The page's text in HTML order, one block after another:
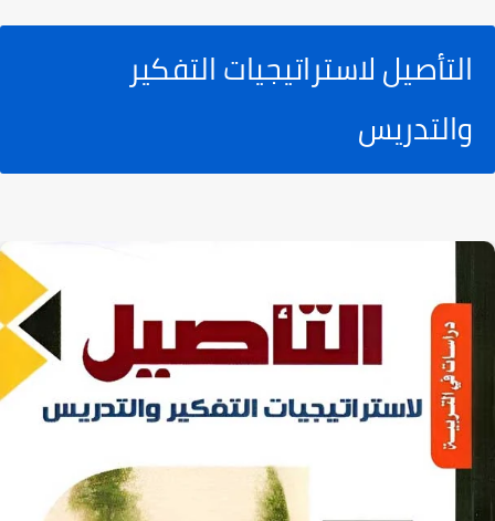
التأصيل لاستراتيجيات التفكير
والتدريس